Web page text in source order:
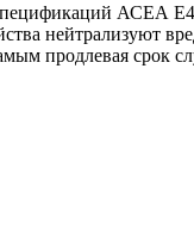
АСЕА
нейтрализуют
продлевая срок